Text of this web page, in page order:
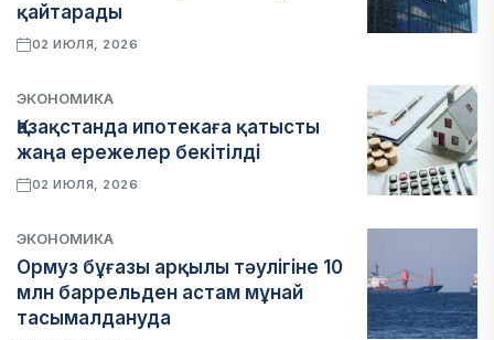
қайтарады
02 ИЮЛЯ, 2026
ЭКОНОМИКА
Қазақстанда ипотекаға қатысты
жаңа ережелер бекітілді
02 ИЮЛЯ, 2026
ЭКОНОМИКА
Ормуз бұғазы арқылы тәулігіне 10
млн баррельден астам мұнай
тасымалдануда